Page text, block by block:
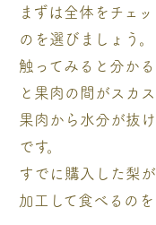
まずは全体をチェ
のを選びましょう。
触ってみると分か
と果肉の間がスカ
果肉から水分が抜
です。
すでに購入した梨
加工して食べるのを